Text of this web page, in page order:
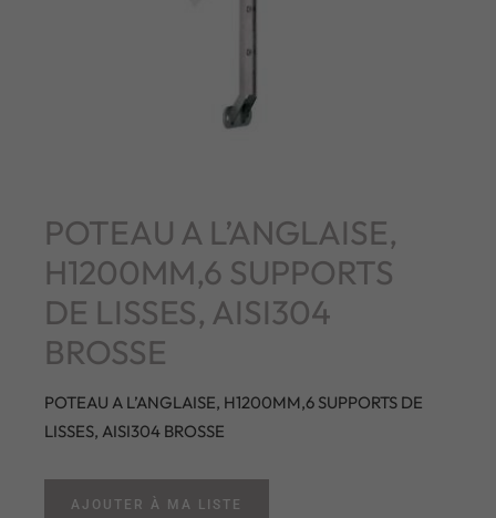
POTEAU A L’ANGLAISE,
H1200MM,6 SUPPORTS
DE LISSES, AISI304
BROSSE
POTEAU A L’ANGLAISE, H1200MM,6 SUPPORTS DE
LISSES, AISI304 BROSSE
AJOUTER À MA LISTE